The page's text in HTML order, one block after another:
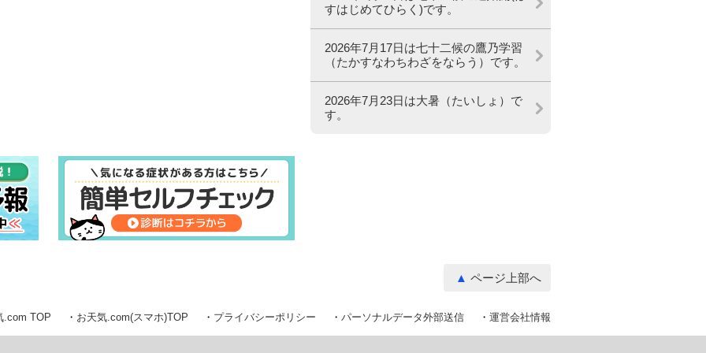
すはじめてひらく)です。
2026年7月17日は七十二候の鷹乃学習
（たかすなわちわざをならう）です。
2026年7月23日は大暑（たいしょ）で
す。
ページ上部へ
.com TOP お天気.com(スマホ)TOP プライバシーポリシー パーソナルデータ外部送信 運営会社情報